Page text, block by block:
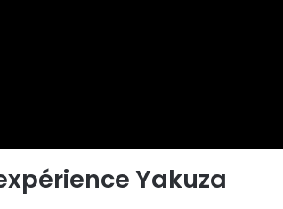
Yakuza